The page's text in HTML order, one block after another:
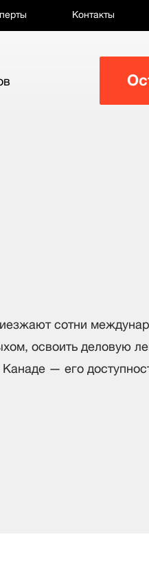
Контакты
сотни
освоить деловую
— его